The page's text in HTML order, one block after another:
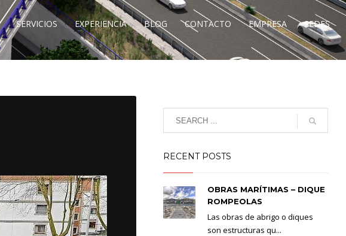
SERVICIOS EXPERIENCIA BLOG CONTACTO EMPRESA SEDES
RECENT POSTS
OBRAS MARÍTIMAS – DIQUE
ROMPEOLAS
Las obras de abrigo o diques
son estructuras qu...